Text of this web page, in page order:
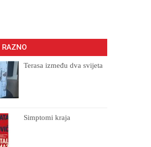
Terasa između dva svijeta
Simptomi kraja